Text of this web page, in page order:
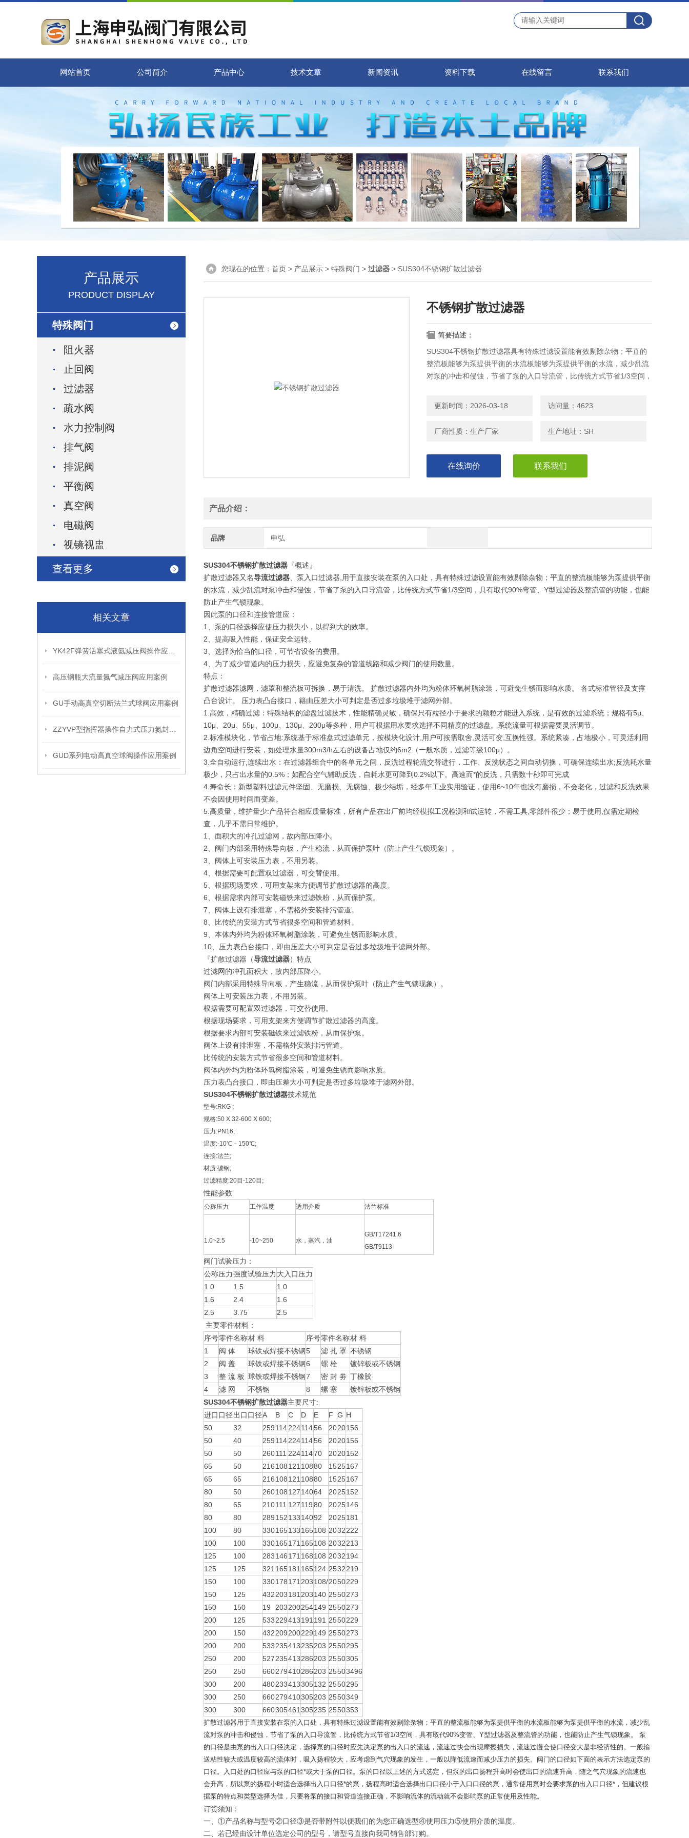
网站首页 公司简介 产品中心 技术文章 新闻资讯 资料下载 在线留言 联系我们
产品展示
PRODUCT DISPLAY
特殊阀门
阻火器
止回阀
过滤器
疏水阀
水力控制阀
排气阀
排泥阀
平衡阀
真空阀
电磁阀
视镜视盅
查看更多
相关文章
高压钢瓶大流量氮气减压阀应用案例
GU手动高真空切断法兰式球阀应用案例
GUD系列电动高真空球阀操作应用案例
您现在的位置： 首页 > 产品展示 > 特殊阀门 > 过滤器 > SUS304不锈钢扩散过滤器
不锈钢扩散过滤器
简要描述：
SUS304不锈钢扩散过滤器具有特殊过滤设置能有效剔除杂物；平直的
整流板能够为泵提供平衡的水流板能够为泵提供平衡的水流，减少乱流
对泵的冲击和侵蚀，节省了泵的入口导流管，比传统方式节省1/3空间，
更新时间：2026-03-18 访问量：4623
厂商性质：生产厂家 生产地址：SH
在线询价 联系我们
产品介绍：
品牌 申弘
SUS304不锈钢扩散过滤器 『概述』
扩散过滤器又名导流过滤器 、泵入口过滤器,用于直接安装在泵的入口处，具有特殊过滤设置能有效剔除杂物；平直的整流板能够为泵提供平衡
的水流，减少乱流对泵冲击和侵蚀，节省了泵的入口导流管，比传统方式节省1/3空间，具有取代90%弯管、Y型过滤器及整流管的功能，也能
防止产生气锁现象。
因此泵的口径和连接管道应：
1、泵的口径选择应使压力损失小，以得到大的效率。
2、提高吸入性能，保证安全运转。
3、选择为恰当的口径，可节省设备的费用。
4、为了减少管道内的压力损失，应避免复杂的管道线路和减少阀门的使用数量。
特点：
扩散过滤器滤网，滤罩和整流板可拆换，易于清洗。 扩散过滤器内外均为粉体环氧树脂涂装，可避免生锈而影响水质。 各式标准管径及支撑
凸台设计。 压力表凸台接口，籍由压差大小可判定是否过多垃圾堆于滤网外部。
1.高效，精确过滤：特殊结构的滤盘过滤技术，性能精确灵敏，确保只有粒径小于要求的颗粒才能进入系统，是有效的过滤系统；规格有5μ、
10μ、20μ、55μ、100μ、130μ、200μ等多种，用户可根据用水要求选择不同精度的过滤盘。系统流量可根据需要灵活调节。
2.标准模块化，节省占地:系统基于标准盘式过滤单元，按模块化设计,用户可按需取舍,灵活可变,互换性强。系统紧凑，占地极小，可灵活利用
边角空间进行安装，如处理水量300m3/h左右的设备占地仅约6m2（一般水质，过滤等级100μ）。
3.全自动运行,连续出水：在过滤器组合中的各单元之间，反洗过程轮流交替进行，工作、反洗状态之间自动切换，可确保连续出水;反洗耗水量
极少，只占出水量的0.5%；如配合空气辅助反洗，自耗水更可降到0.2%以下。高速而*的反洗，只需数十秒即可完成
4.寿命长：新型塑料过滤元件坚固、无磨损、无腐蚀、极少结垢，经多年工业实用验证，使用6~10年也没有磨损，不会老化，过滤和反洗效果
不会因使用时间而变差。
5.高质量，维护量少:产品符合相应质量标准，所有产品在出厂前均经模拟工况检测和试运转，不需工具,零部件很少；易于使用,仅需定期检
查，几乎不需日常维护。
1、面积大的冲孔过滤网，故内部压降小。
2、阀门内部采用特殊导向板，产生稳流，从而保护泵叶（防止产生气锁现象）。
3、阀体上可安装压力表，不用另装。
4、根据需要可配置双过滤器，可交替使用。
5、根据现场要求，可用支架来方便调节扩散过滤器的高度。
6、根据需求内部可安装磁铁来过滤铁粉，从而保护泵。
7、阀体上设有排泄塞，不需格外安装排污管道。
8、比传统的安装方式节省很多空间和管道材料。
9、本体内外均为粉体环氧树脂涂装，可避免生锈而影响水质。
10、压力表凸台接口，即由压差大小可判定是否过多垃圾堆于滤网外部。
『扩散过滤器（导流过滤器）特点
过滤网的冲孔面积大，故内部压降小。
阀门内部采用特殊导向板，产生稳流，从而保护泵叶（防止产生气锁现象）。
阀体上可安装压力表，不用另装。
根据需要可配置双过滤器，可交替使用。
根据现场要求，可用支架来方便调节扩散过滤器的高度。
根据要求内部可安装磁铁来过滤铁粉，从而保护泵。
阀体上设有排泄塞，不需格外安装排污管道。
比传统的安装方式节省很多空间和管道材料。
阀体内外均为粉体环氧树脂涂装，可避免生锈而影响水质。
压力表凸台接口，即由压差大小可判定是否过多垃圾堆于滤网外部。
SUS304不锈钢扩散过滤器技术规范
型号:RKG ;
规格:50 X 32-600 X 600;
压力:PN16;
温度:-10℃－ 150℃;
连接:法兰;
材质:碳钢;
过滤精度:20目 -120目 ;
性能参数
公称压力 工作温度 适用介质 法兰标准
1.0~2.5 -10~250 水，蒸汽，油
GB/T17241.6
GB/T9113
阀门试验压力：
公称压力强度试验压力 大入口压力
1.0
1.5
1.0
1.6
2.4
1.6
2.5
3.75
2.5
主要零件材料：
序号零件名称材 料 序号零件名称材 料
1
阀 体 球铁或焊接不锈钢5 滤 扎 罩 不锈钢
2
阀 盖 球铁或焊接不锈钢6 螺 栓
镀锌板或不锈钢
3
整 流 板 球铁或焊接不锈钢7 密 封 劵 丁橡胶
4
滤 网 不锈钢 8 螺 塞
镀锌板或不锈钢
SUS304不锈钢扩散过滤器主要尺寸:
进口口径出口口径A B C D E F G H
50
32 25911422411456 2020156
50
40 25911422411456 2020156
50
50 260111 22411470 2020152
65
50 216108121 10880 1525167
65
65 216108121 10880 1525167
80
50 26010812714064 2025152
80
65 210111 12711980 2025146
80
80 28915213314092 2025181
100
80 330165133165108 2032222
100
100 330165171 165108 2032213
125
100 283146171 168108 2032194
125
125 321 165181 165124 2532219
150
100 330178171 203108/2050229
150
125 432203181 203140 2550273
150
150 19 203200254149 2550273
200
125 533229413191 191 2550229
200
150 432209200229149 2550273
200
200 533235413235203 2550295
250
200 527235413286203 2550305
250
250 660279410286203 25503496
300
200 480233413305132 2550295
300
250 660279410305203 2550349
300
300 660305461 305235 2550353
扩散过滤器用于直接安装在泵的入口处，具有特殊过滤设置能有效剔除杂物；平直的整流板能够为泵提供平衡的水流板能够为泵提供平衡的水流，减少乱
流对泵的冲击和侵蚀，节省了泵的入口导流管，比传统方式节省1/3空间，具有取代90%变管、Y型过滤器及整流管的功能，也能防止产生气锁现象。 泵
的口径是由泵的出入口口径决定，选择泵的口径时应先决定泵的出入口的流速，流速过快会出现摩擦损失，流速过慢会使口径变大是非经济性的。一般输
送粘性较大或温度较高的流体时，吸入扬程较大，应考虑到气穴现象的发生，一般以降低流速而减少压力的损失。阀门的口径如下面的表示方法选定泵的
口径。入口处的口径应与泵的口径*或大于泵的口径。泵的口径以上述的方式选定，但泵的出口扬程升高时会使出口的流速升高，随之气穴现象的流速也
会升高，所以泵的扬程小时适合选择出入口口径*的泵，扬程高时适合选择出口口径小于入口口径的泵，通常使用泵时会要求泵的出入口口径*，但建议根
据泵的特点和类型选择为佳，只要将泵的接口和管道连接正确，不影响流体的流动就不会影响泵的正常使用及性能。
订货须知：
一、①产品名称与型号②口径③是否带附件以便我们的为您正确选型④使用压力⑤使用介质的温度。
二、若已经由设计单位选定公司的型号，请型号直接向我司销售部订购。